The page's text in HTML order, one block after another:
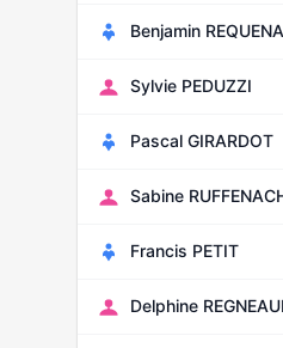
Benjamin REQUENA
Sylvie PEDUZZI
Pascal GIRARDOT
Sabine
Francis PETIT
Delphine